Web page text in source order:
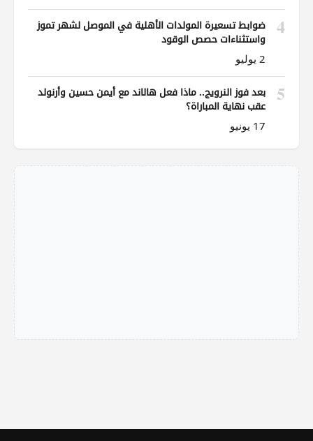
4
ضوابط تسعيرة المولدات الأهلية في الموصل لشهر تموز
واستثناءات حصص الوقود
2 يوليو
5
بعد فوز النرويج.. ماذا فعل هالاند مع أيمن حسين وأرنولد
عقب نهاية المباراة؟
17 يونيو